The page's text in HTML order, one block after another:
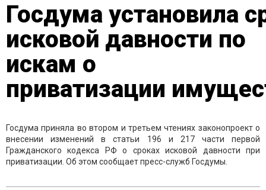
Госдума установила
исковой давности по
искам о
приватизации
Госдума приняла во втором и третьем чтениях законопроект о
внесении изменений в статьи 196 и 217 части первой
Гражданского кодекса РФ о сроках исковой давности при
приватизации. Об этом сообщает пресс-служб Госдумы.